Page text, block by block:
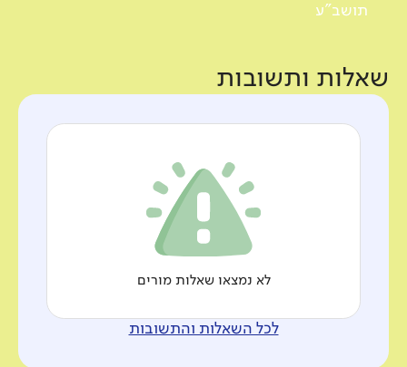
תושב"ע
שאלות ותשובות
לא נמצאו שאלות מורים
לכל השאלות והתשובות